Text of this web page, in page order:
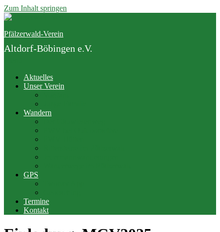
Zum Inhalt springen
Pfälzerwald-Verein
Altdorf-Böbingen e.V.
Aktuelles
Unser Verein
Wandern
GPS
Termine
Kontakt